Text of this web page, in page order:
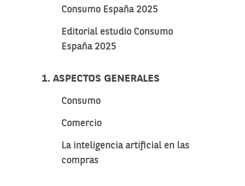
Consumo España 2025
Editorial estudio Consumo
España 2025
1. ASPECTOS GENERALES
Consumo
Comercio
La inteligencia artificial en las
compras